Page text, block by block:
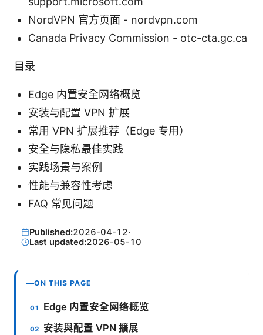
NordVPN 官方页面 - nordvpn.com
Canada Privacy Commission - otc-cta.gc.ca
目录
Edge 内置安全网络概览
安装与配置 VPN 扩展
常用 VPN 扩展推荐（Edge 专用）
安全与隐私最佳实践
实践场景与案例
性能与兼容性考虑
FAQ 常见问题
Published:2026-04-12·
Last updated:2026-05-10
ON THIS PAGE
Edge 内置安全网络概览
安装與配置 VPN 擴展